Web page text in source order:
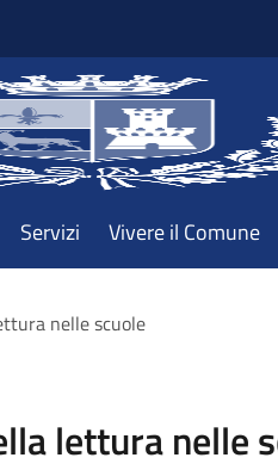
Servizi Vivere il Comune
nelle scuole
lettura nelle